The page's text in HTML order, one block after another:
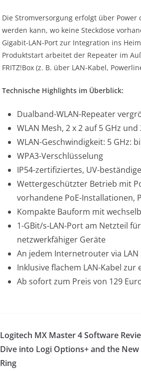
Die Stromversorgung erfolgt über
werden kann, wo keine Steckdose
Gigabit-LAN-Port zur Integration ins
Produktstart arbeitet der Repeater im
FRITZ!Box (z. B. über LAN-Kabel,
Technische Highlights im Überblick:
Dualband-WLAN-Repeater
WLAN Mesh, 2 x 2 auf 5 GHz und
WLAN-Geschwindigkeit: 5 GHz:
WPA3-Verschlüsselung
IP54-zertifiziertes, UV-
Wettergeschützter Betrieb mit
vorhandene PoE-Installationen,
Kompakte Bauform mit
1-GBit/s-LAN-Port am Netzteil
netzwerkfähiger Geräte
An jedem Internetrouter via
Inklusive flachem LAN-Kabel
Ab sofort zum Preis von 129
Logitech MX Master 4 Software
Dive into Logi Options+ and the
Ring